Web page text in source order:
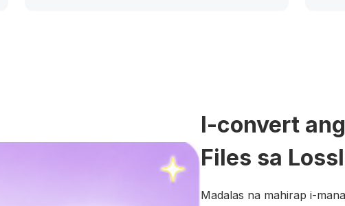
I-convert
Files sa
Madalas na mahirap i-